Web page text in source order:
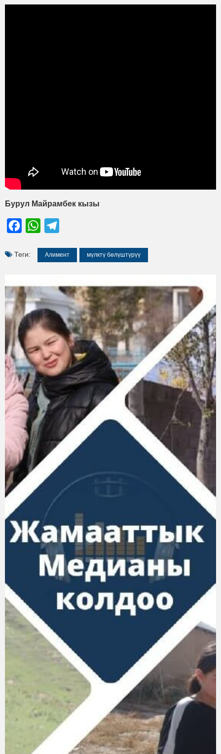
Бурул Майрамбек кызы
FacebookWhatsApp
Теги: Алимент мүлктү бөлүштүрүү